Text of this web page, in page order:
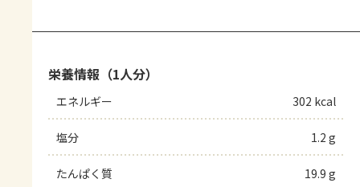
栄養情報（1人分）
エネルギー 302 kcal
塩分 1.2 g
たんぱく質 19.9 g